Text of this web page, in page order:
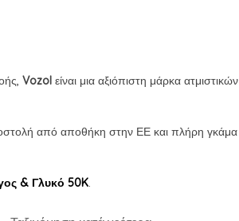
Vozolείναι μια αξιόπιστη μάρκα ατμιστικών
από αποθήκη στην ΕΕ και πλήρη γκάμα
& Γλυκό 50K.